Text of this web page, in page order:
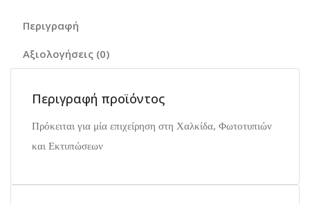
Περιγραφή
Αξιολογήσεις (0)
Περιγραφή προϊόντος
Πρόκειται για μία επιχείρηση στη Χαλκίδα, Φωτοτυπιών
και Εκτυπώσεων